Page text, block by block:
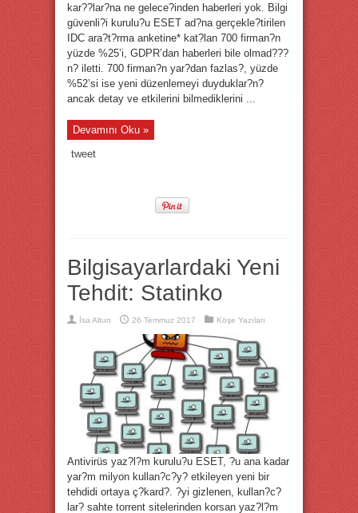
kar??lar?na ne gelece?inden haberleri yok. Bilgi
güvenli?i kurulu?u ESET ad?na gerçekle?tirilen
IDC ara?t?rma anketine* kat?lan 700 firman?n
yüzde %25’i, GDPR’dan haberleri bile olmad???
n? iletti. 700 firman?n yar?dan fazlas?, yüzde
%52’si ise yeni düzenlemeyi duyduklar?n?
ancak detay ve etkilerini bilmediklerini ...
Devamını Oku »
tweet
Bilgisayarlardaki Yeni
Tehdit: Statinko
İsa Altun 26 Temmuz 2017 Köşe Yazıları
Antivirüs yaz?l?m kurulu?u ESET, ?u ana kadar
yar?m milyon kullan?c?y? etkileyen yeni bir
tehdidi ortaya ç?kard?. ?yi gizlenen, kullan?c?
lar? sahte torrent sitelerinden korsan yaz?l?m